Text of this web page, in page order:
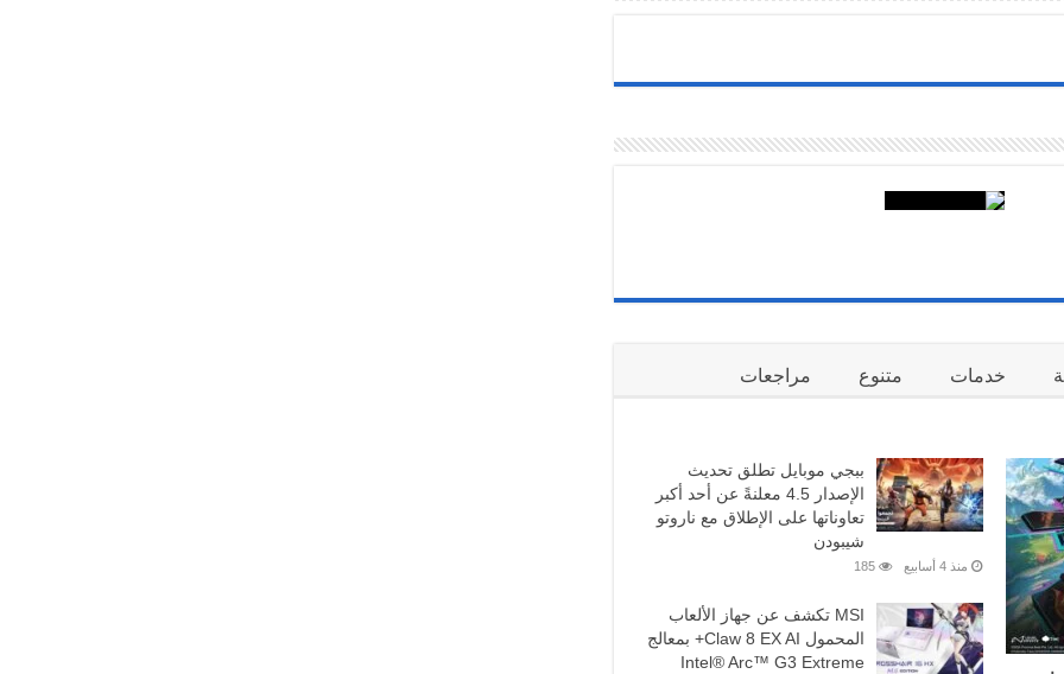
لكن عندما يتحدث نصف المشاركين باللغة الصينية، بينم…
دوبيزل: أكثر من 1.3 مليون إعلان أُنشئ بالذكاء الاصطناعي خلال 4 أشهر في
الذكاء الاصطناعي في الحياة اليومية، أعلن دوبيزل، أكبر
خدمات متنوع مراجعات
ببجي موبايل تطلق تحديث
الإصدار 4.5 معلنةً عن أحد أكبر
تعاوناتها على الإطلاق مع ناروتو
شيبودن
منذ 4 أسابيع 185
MSI تكشف عن جهاز الألعاب
المحمول Claw 8 EX AI+ بمعالج
Intel® Arc™ G3 Extreme